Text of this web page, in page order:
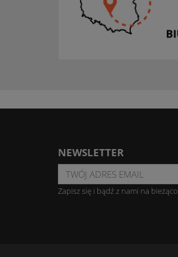
NEWSLETTER
Zapisz się i bądź z nami na bieżąco